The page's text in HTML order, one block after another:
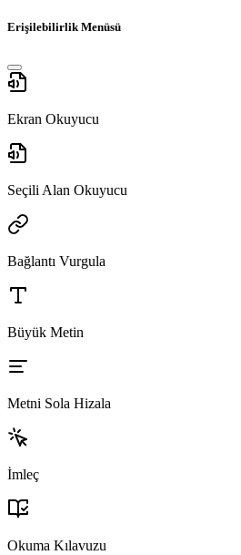
Erişilebilirlik Menüsü
Ekran Okuyucu
Seçili Alan Okuyucu
Bağlantı Vurgula
Büyük Metin
Metni Sola Hizala
İmleç
Okuma Kılavuzu